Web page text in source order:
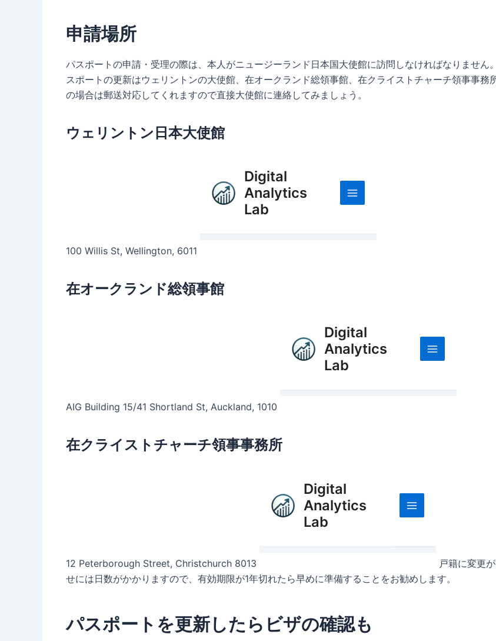
申請場所
パスポートの申請・受理の際は、本人がニュージーランド日本国大使館に訪問しなければなりませ
スポートの更新はウェリントンの大使館、在オークランド総領事館、在クライストチャーチ領事事
の場合は郵送対応してくれますので直接大使館に連絡してみましょう。
ウェリントン日本大使館
100 Willis St, Wellington, 6011
在オークランド総領事館
AIG Building 15/41 Shortland St, Auckland, 1010
在クライストチャーチ領事事務所
12 Peterborough Street, Christchurch 8013
戸籍に変更
せには日数がかかりますので、有効期限が1年切れたら早めに準備することをお勧めします。
パスポートを更新したらビザの確認も